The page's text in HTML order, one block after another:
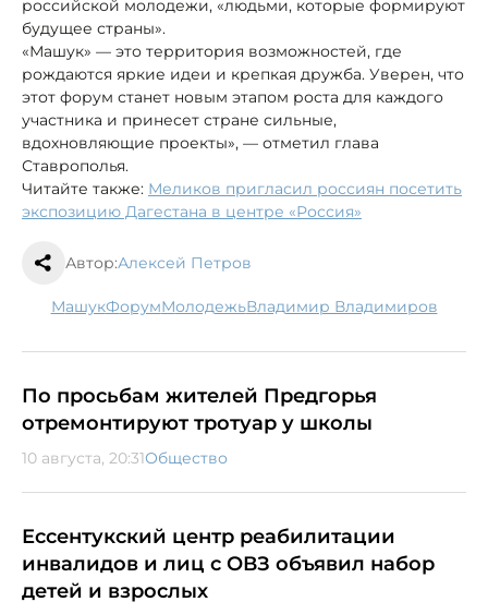
российской молодежи, «людьми, которые формируют
будущее страны».
«Машук» — это территория возможностей, где
рождаются яркие идеи и крепкая дружба. Уверен, что
этот форум станет новым этапом роста для каждого
участника и принесет стране сильные,
вдохновляющие проекты», — отметил глава
Ставрополья.
Читайте также: Меликов пригласил россиян посетить
экспозицию Дагестана в центре «Россия»
Автор:Алексей Петров
Машук форум молодежь Владимир Владимиров
По просьбам жителей Предгорья
отремонтируют тротуар у школы
10 августа, 20:31Общество
Ессентукский центр реабилитации
инвалидов и лиц с ОВЗ объявил набор
детей и взрослых